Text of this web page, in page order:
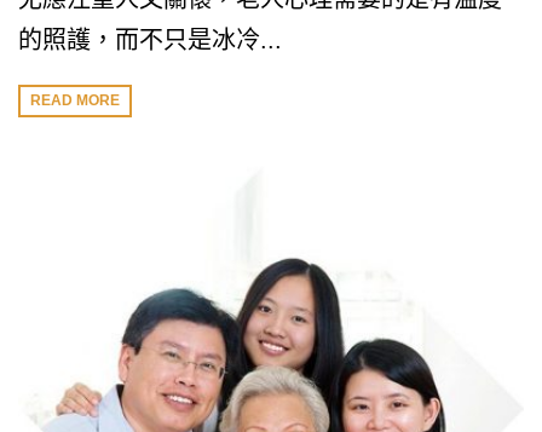
的照護，而不只是冰冷...
READ MORE